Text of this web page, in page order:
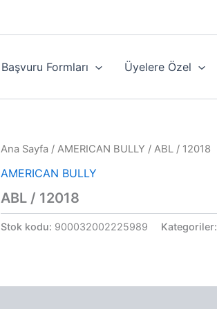
Başvuru Formları Üyelere Özel
Ana Sayfa / AMERICAN BULLY / ABL / 12018
AMERICAN BULLY
ABL / 12018
Stok kodu: 900032002225989 Kategoriler: